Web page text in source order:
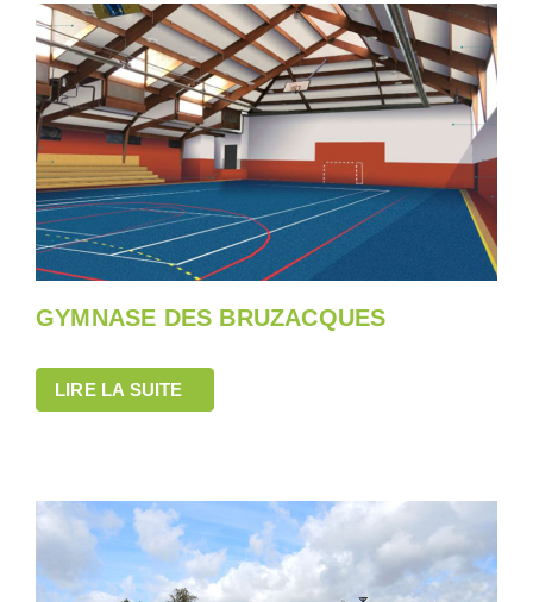
GYMNASE DES BRUZACQUES
LIRE LA SUITE